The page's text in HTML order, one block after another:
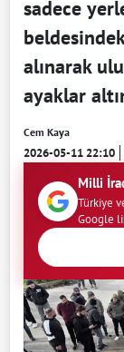
sadece
alınarak
ayaklar
Cem Kaya
2026-05-11 22:10
Milli
Türkiye
Google